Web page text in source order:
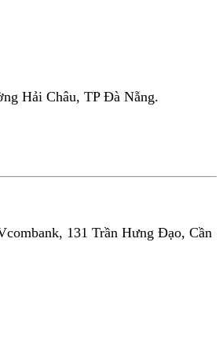
Hải Châu, TP Đà Nẵng.
131 Trần Hưng Đạo, Cần